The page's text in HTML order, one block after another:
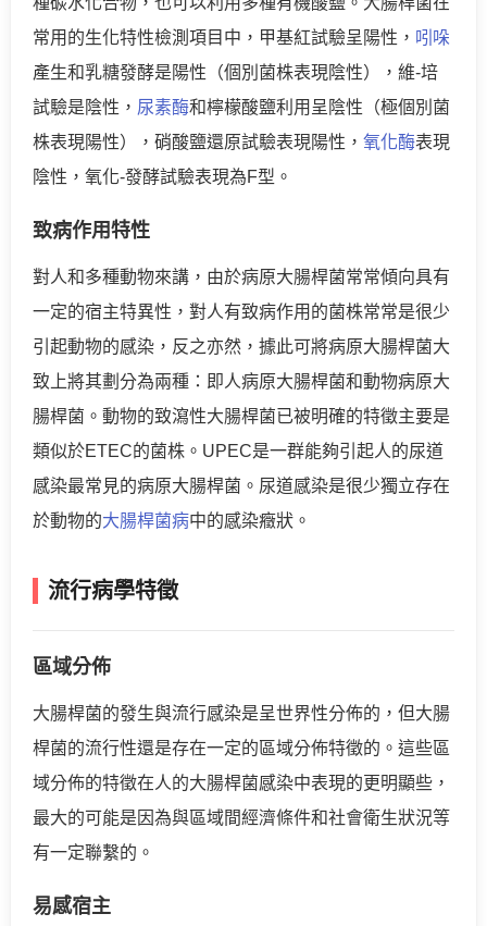
常用的生化特性檢測項目中，甲基紅試驗呈陽性， 吲哚
產生和乳糖發酵是陽性（個別菌株表現陰性），維-培
試驗是陰性， 尿素酶和檸檬酸鹽利用呈陰性（極個別菌
株表現陽性），硝酸鹽還原試驗表現陽性， 氧化酶表現
陰性，氧化-發酵試驗表現為F型。
致病作用特性
對人和多種動物來講，由於病原大腸桿菌常常傾向具有
一定的宿主特異性，對人有致病作用的菌株常常是很少
引起動物的感染，反之亦然，據此可將病原大腸桿菌大
致上將其劃分為兩種：即人病原大腸桿菌和動物病原大
腸桿菌。動物的致瀉性大腸桿菌已被明確的特徵主要是
類似於ETEC的菌株。UPEC是一群能夠引起人的尿道
感染最常見的病原大腸桿菌。尿道感染是很少獨立存在
於動物的大腸桿菌病中的感染癥狀。
流行病學特徵
區域分佈
大腸桿菌的發生與流行感染是呈世界性分佈的，但大腸
桿菌的流行性還是存在一定的區域分佈特徵的。這些區
域分佈的特徵在人的大腸桿菌感染中表現的更明顯些，
最大的可能是因為與區域間經濟條件和社會衛生狀況等
有一定聯繫的。
易感宿主